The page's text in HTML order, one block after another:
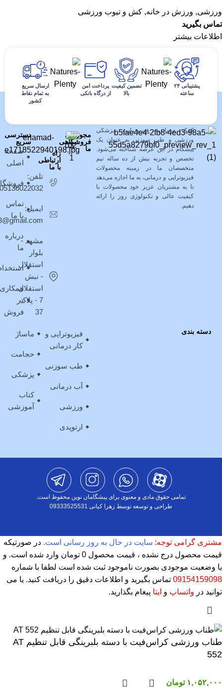
ورزشی, ورزش در خانه, کش و تیوب ورزشی
تماس بگیرید
اطلاعات بیشتر
پشتیبانی ۲۴
ساعته
تضمین کیفیت
بالا
پرداخت امن
از درگاه بانکی
ارسال سریع
به تمام نقاط
کشور
کمک درمانی، فیزیوتراپی، پزشکی
ورزشی و طب سوزنی به عنوان یک
پیشگام در این عرصه شناخته می‌شود.
تخصص و تجربه بیش از ده ساله تیم
متخصصان ما در زمینه محصولات
فیزیوتراپی و درمانی، به ما اجازه می‌دهد
تا به مشتریان عزیز خود محصولات با
کیفیت عالی و تکنولوژی روز را ارائه
دهیم.
مجوزهای
فروشگاهی
ما
تلفن:
05136022032
ایمیل:
مشهد -
بلوار
استقلال
- نبش
استقلال
7 - پلاک
37
راه
ارتباطی
با ما
صفحه
اصلی
تماس
با ما
درباره
ما
در
فروش
دسترسی
سریع
دسته بندی
فیزیوتراپی و
کار درمانی
طب سوزنی
آب درمانی
ورزشی
ارتوپدی
ماساژ
حجامت
پزشکی
کتاب
آموزشی
تمامی حقوق مادی و معنوی برای پیشگامان نوین محفوظ است.
طراحی و توسعه توسط زهرا کیانی 09333525531
مشتری گرامی توجه: سایت در حال به روز رسانی است. در صورتیکه
قیمت محصول درج نشده ، قیمت محصول 0 تومان وارد شده است. و
یا وضعیت موجودی بصورت ناموجود ثبت شده است لطفا با شماره
09154159098 تماس بگیرید و اطلاعات دقیق را دریافت کنید. یا می
توانید در واتساپ و ایتا پیغام بگذارید.
طناب ورزشی کراس‌فیت با دسته بلبرینگی قابل تنظیم AT
552
۱,۰۵۲,۰۰۰ تومان